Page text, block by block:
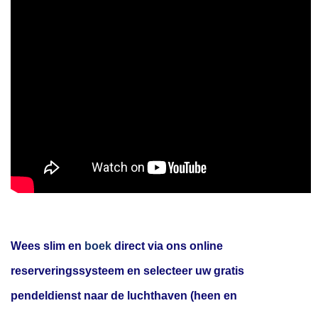
Wees slim en boek direct via ons online
reserveringssysteem en selecteer uw gratis
pendeldienst naar de luchthaven (heen en